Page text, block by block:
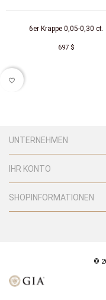
6er Krappe 0,05-0,30 ct.
697 $
favorite_border
UNTERNEHMEN
IHR KONTO
SHOPINFORMATIONEN
©